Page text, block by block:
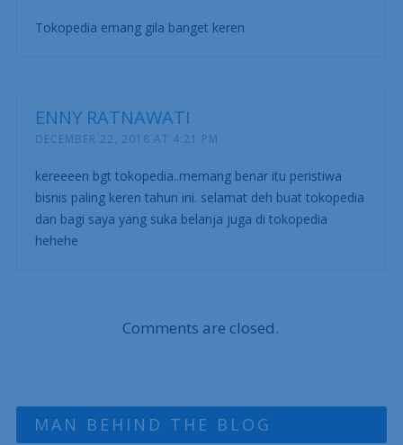
Tokopedia emang gila banget keren
ENNY RATNAWATI
DECEMBER 22, 2018 AT 4:21 PM
kereeeen bgt tokopedia..memang benar itu peristiwa
bisnis paling keren tahun ini. selamat deh buat tokopedia
dan bagi saya yang suka belanja juga di tokopedia
hehehe
Comments are closed.
MAN BEHIND THE BLOG